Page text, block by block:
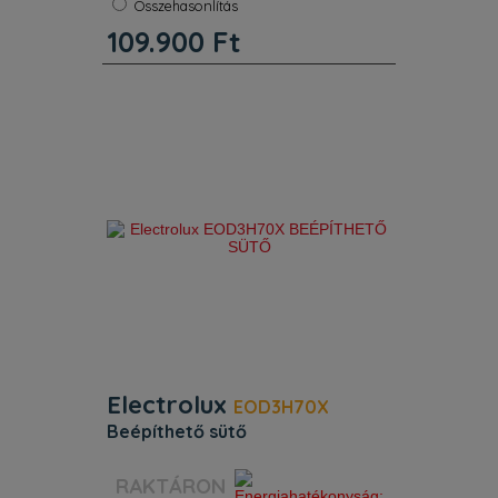
Űrtartalom: 65 l
Tisztítás aqua clean tisztítás.
Kapacitás 65. Kijelző LED kijelző.
Összehasonlítás
109.900 Ft
Electrolux EOD3H70X
beépíthető sütő
Szín: Nemesacél